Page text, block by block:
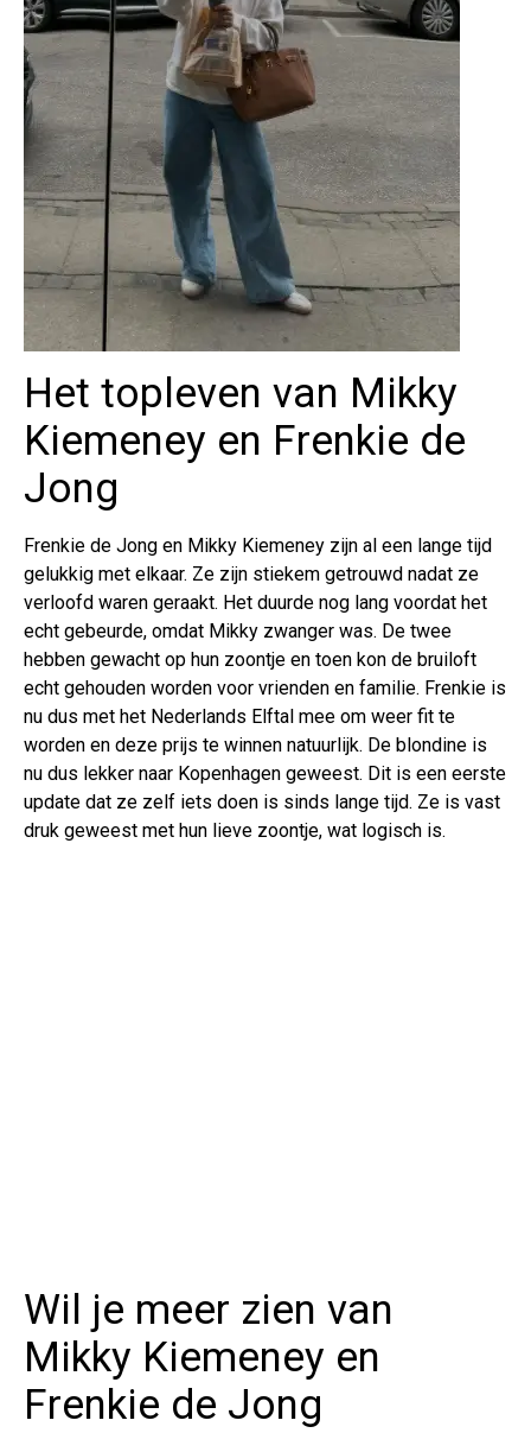
Het topleven van Mikky
Kiemeney en Frenkie de
Jong
Frenkie de Jong en Mikky Kiemeney zijn al een lange tijd
gelukkig met elkaar. Ze zijn stiekem getrouwd nadat ze
verloofd waren geraakt. Het duurde nog lang voordat het
echt gebeurde, omdat Mikky zwanger was. De twee
hebben gewacht op hun zoontje en toen kon de bruiloft
echt gehouden worden voor vrienden en familie. Frenkie is
nu dus met het Nederlands Elftal mee om weer fit te
worden en deze prijs te winnen natuurlijk. De blondine is
nu dus lekker naar Kopenhagen geweest. Dit is een eerste
update dat ze zelf iets doen is sinds lange tijd. Ze is vast
druk geweest met hun lieve zoontje, wat logisch is.
Wil je meer zien van
Mikky Kiemeney en
Frenkie de Jong